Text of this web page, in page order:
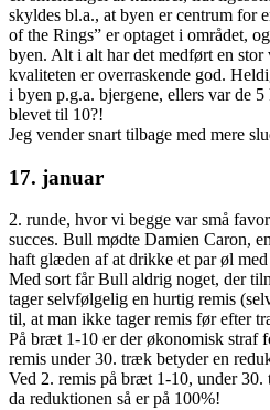
skyldes bl.a., at byen er centrum for
of the Rings” er optaget i området,
byen. Alt i alt har det medført en stor
kvaliteten er overraskende god.
i byen p.g.a. bjergene, ellers var de
blevet til 10?!
Jeg vender snart tilbage med mere
17. januar
2. runde, hvor vi begge var små
succes. Bull mødte Damien Caron,
haft glæden af at drikke et par øl
Med sort får Bull aldrig noget, der
tager selvfølgelig en hurtig remis
til, at man ikke tager remis før efter
På bræt 1-10 er der økonomisk straf
remis under 30. træk betyder en
Ved 2. remis på bræt 1-10, under
da reduktionen så er på 100%!